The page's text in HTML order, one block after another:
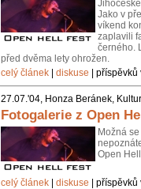
Jako v
víkend
zaplavili
černého.
před dvěma lety ohrožen.
celý článek
diskuse |
27.07.'04, Honza Beránek,
Fotogalerie z Open
Možná
Open
celý článek diskuse |